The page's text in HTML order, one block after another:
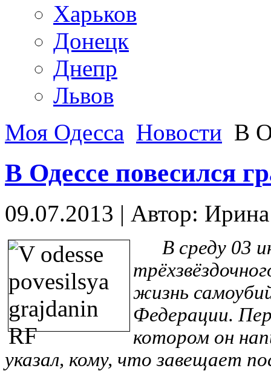
Харьков
Донецк
Днепр
Львов
Моя Одесса Новости В
В Одессе повесился
09.07.2013 | Автор:
В среду 03
жизнь
Федерации.
котором он
указал, кому, что завещает